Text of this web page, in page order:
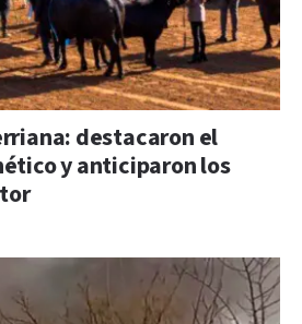
destacaron el
y anticiparon los